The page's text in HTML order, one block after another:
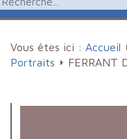
Vous êtes ici : Accueil
Portraits
FERRANT